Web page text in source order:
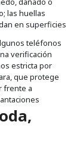
las huellas
en superficies
teléfonos
verificación
estricta por
que protege
frente a